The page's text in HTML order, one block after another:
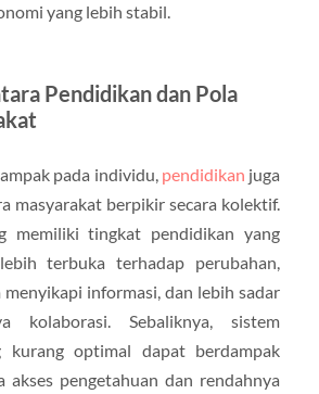
yang lebih stabil.
Pendidikan dan Pola
pada individu, pendidikan juga
masyarakat berpikir secara kolektif.
memiliki tingkat pendidikan yang
terbuka terhadap perubahan,
informasi, dan lebih sadar
kolaborasi. Sebaliknya, sistem
kurang optimal dapat berdampak
akses pengetahuan dan rendahnya